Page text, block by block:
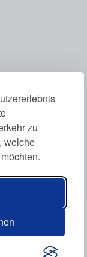
zu
welche
vorbehalten.